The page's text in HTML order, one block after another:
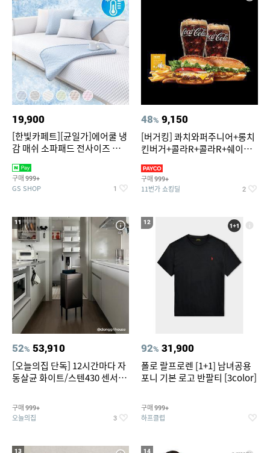
19,900
[한빛카페트][균일가]에어쿨 냉
감 매쉬 소파패드 전사이즈 균일
구매 999+
GS SHOP 1
48% 9,150
[버거킹] 콰치와퍼주니어+롱치
킨버거+콜라R+콜라R+쉐이킹
구매 999+
11번가 쇼킹딜 2
11
52% 53,910
[오늘의집 단독] 12시간마다 자
동살균 화이트/스텐430 센서휴
구매 999+
오늘의집 3
12
92% 31,900
폴로 랄프로렌 [1+1] 남녀공용
포니 기본 로고 반팔티 [3color]
구매 999+
하프클럽
13 14